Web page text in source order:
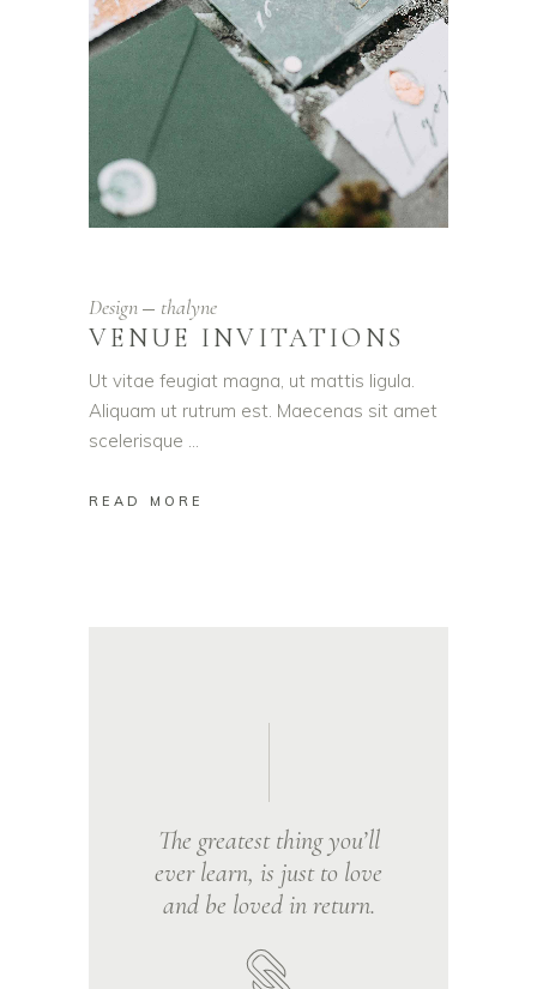
Design thalyne
VENUE INVITATIONS
Ut vitae feugiat magna, ut mattis ligula.
Aliquam ut rutrum est. Maecenas sit amet
scelerisque
READ MORE
The greatest thing you’ll
ever learn, is just to love
and be loved in return.